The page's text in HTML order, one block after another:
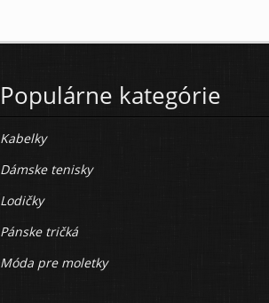
Populárne kategórie
Kabelky
Dámske tenisky
Lodičky
Pánske tričká
Móda pre moletky